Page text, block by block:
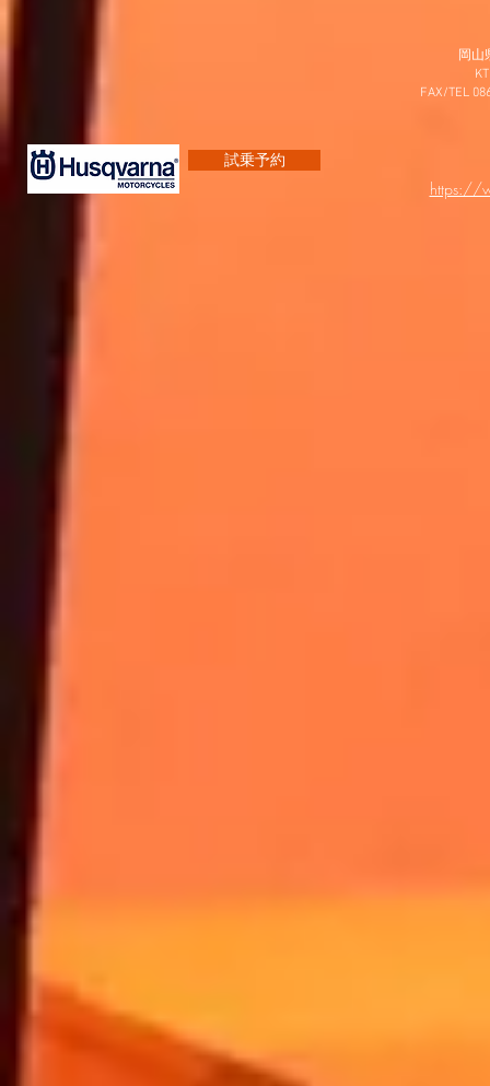
岡山
FAX/TEL
試乗予約
https://